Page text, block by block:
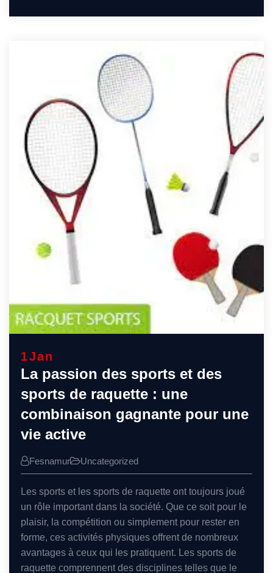
1Jan
La passion des sports et des
sports de raquette : une
combinaison gagnante pour une
vie active
Fesnamur Uncategorized
Les sports et les sports de raquette ont toujours joué
un rôle important dans la société. Que ce soit pour le
plaisir, la compétition ou simplement pour rester en
forme, ces activités physiques offrent de nombreux
avantages à ceux qui les pratiquent. Les sports de
raquette comprennent des disciplines telles que le